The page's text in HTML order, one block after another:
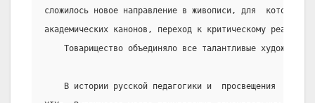
сложилось новое направление в живописи, для  которого
академических канонов, переход к критическому реализму.
Товарищество объединяло все талантливые
В истории русской педагогики и  просвещения